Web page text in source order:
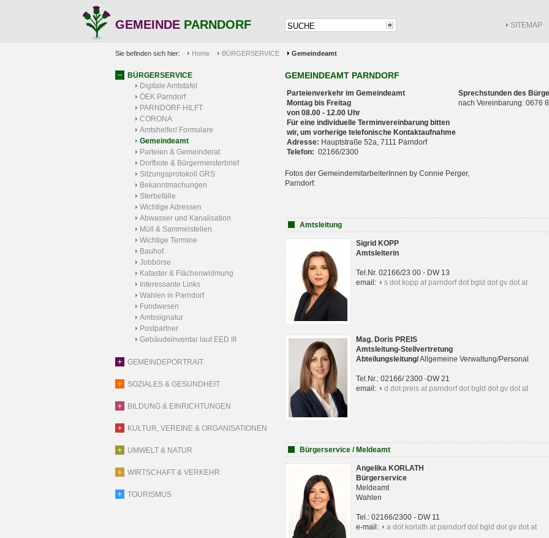
GEMEINDE PARNDORF SITEMAP
Sie befinden sich hier: Home BÜRGERSERVICE Gemeindeamt
BÜRGERSERVICE
Digitale Amtstafel
ÖEK Parndorf
PARNDORF HILFT
CORONA
Amtshelfer/ Formulare
Gemeindeamt
Parteien & Gemeinderat
Dorfbote & Bürgermeisterbrief
Sitzungsprotokoll GRS
Bekanntmachungen
Sterbefälle
Wichtige Adressen
Abwasser und Kanalisation
Müll & Sammelstellen
Wichtige Termine
Bauhof
Jobbörse
Kataster & Flächenwidmung
Interessante Links
Wahlen in Parndorf
Fundwesen
Amtssignatur
Postpartner
Gebäudeinventar laut EED III
GEMEINDEPORTRAIT
SOZIALES & GESUNDHEIT
BILDUNG & EINRICHTUNGEN
KULTUR, VEREINE & ORGANISATIONEN
UMWELT & NATUR
WIRTSCHAFT & VERKEHR
TOURISMUS
GEMEINDEAMT PARNDORF
Parteienverkehr im Gemeindeamt
Montag bis Freitag
von 08.00 - 12.00 Uhr
Für eine individuelle Terminvereinbarung bitten
wir, um vorherige telefonische Kontaktaufnahme
Adresse: Hauptstraße 52a, 7111 Parndorf
Telefon: 02166/2300
Sprechstunden des
nach Vereinbarung: 0676
Fotos der GemeindemitarbeiterInnen by Connie Perger,
Parndorf.
Amtsleitung
Sigrid KOPP
Amtsleiterin
Tel.Nr. 02166/23 00 - DW 13
email:
s dot kopp at parndorf dot bgld dot gv dot at
Mag. Doris PREIS
Amtsleitung-Stellvertretung
Abteilungsleitung/Allgemeine Verwaltung/Personal
Tel.Nr.: 02166/ 2300 -DW 21
email:
d dot preis at parndorf dot bgld dot gv dot at
Bürgerservice / Meldeamt
Angelika KORLATH
Bürgerservice
Meldeamt
Wahlen
Tel.: 02166/2300 - DW 11
e-mail:
a dot korlath at parndorf dot bgld dot gv dot at